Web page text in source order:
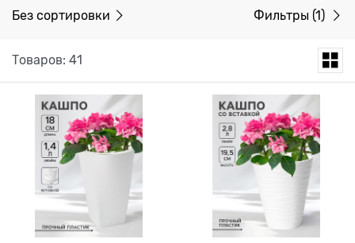
Без сортировки Фильтры (1)
Товаров: 41